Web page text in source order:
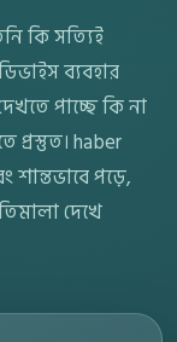
কি সত্যিই
ব্যবহার
পাচ্ছে কি না
প্রস্তুত। haber
শান্তভাবে পড়ে,
দেখে